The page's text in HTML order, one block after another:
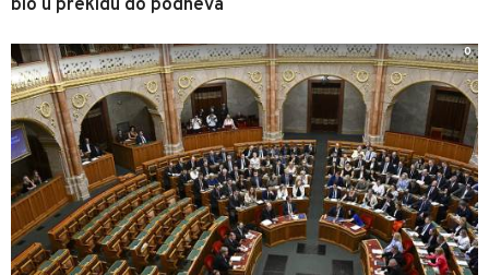
bio u prekidu do podneva
0